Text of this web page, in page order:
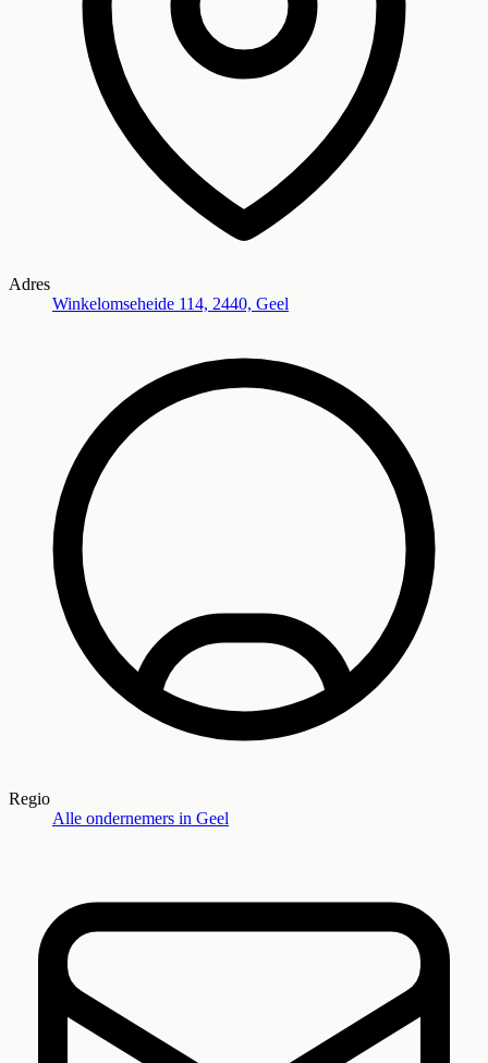
Adres
Winkelomseheide 114, 2440, Geel
Regio
Alle ondernemers in Geel